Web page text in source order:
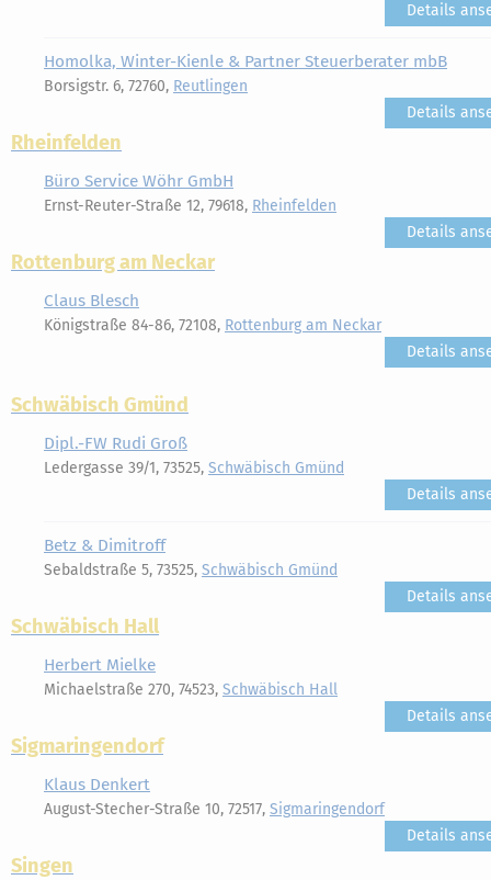
Details
Homolka, Winter-Kienle & Partner Steuerberater mbB
Borsigstr. 6, 72760, Reutlingen
Details
Rheinfelden
Büro Service Wöhr GmbH
Ernst-Reuter-Straße 12, 79618, Rheinfelden
Details
Rottenburg am Neckar
Claus Blesch
Königstraße 84-86, 72108, Rottenburg am Neckar
Details
Schwäbisch Gmünd
Dipl.-FW Rudi Groß
Ledergasse 39/1, 73525, Schwäbisch Gmünd
Details
Betz & Dimitroff
Sebaldstraße 5, 73525, Schwäbisch Gmünd
Details
Schwäbisch Hall
Herbert Mielke
Michaelstraße 270, 74523, Schwäbisch Hall
Details
Sigmaringendorf
Klaus Denkert
August-Stecher-Straße 10, 72517, Sigmaringendorf
Details
Singen